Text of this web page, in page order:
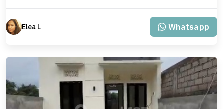
Elea L Whatsapp